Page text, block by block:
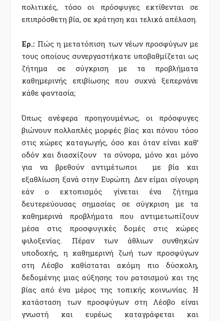
πολιτικές, τόσο οι πρόσφυγες εκτίθενται σε
επιπρόσθετη βία, σε κράτηση και τελικά απέλαση.
Ερ.: Πώς η μετατόπιση των νέων προσφύγων με
τους οποίους συνεργαστήκατε υποβαθμίζεται ως
ζήτημα σε σύγκριση με τα προβλήματα
καθημερινής επιβίωσης που συχνά ξεπερνάνε
κάθε φαντασία;
Όπως ανέφερα προηγουμένως, οι πρόσφυγες
βιώνουν πολλαπλές μορφές βίας και πόνου τόσο
στις χώρες καταγωγής, όσο και όταν είναι καθ’
οδόν και διασχίζουν τα σύνορα, μόνο και μόνο
για να βρεθούν αντιμέτωποι με βία και
εξαθλίωση ξανά στην Ευρώπη. Δεν είμαι σίγουρη
εάν ο εκτοπισμός γίνεται ένα ζήτημα
δευτερεύουσας σημασίας σε σύγκριση με τα
καθημερινά προβλήματα που αντιμετωπίζουν
μέσα στις προσφυγικές δομές στις χώρες
φιλοξενίας. Πέραν των άθλιων συνθηκών
υποδοχής, η καθημερινή ζωή των προσφύγων
στη Λέσβο καθίσταται ακόμη πιο δύσκολη,
δεδομένης μιας αύξησης του ρατσισμού και της
βίας από ένα μέρος της τοπικής κοινωνίας. Η
κατάσταση των προσφύγων στη Λέσβο είναι
γνωστή και ευρέως καταγράφεται και